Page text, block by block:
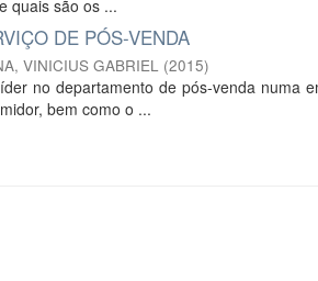
quais são os ...
DE PÓS-VENDA
VINICIUS GABRIEL (2015)
no departamento de pós-venda numa
bem como o ...